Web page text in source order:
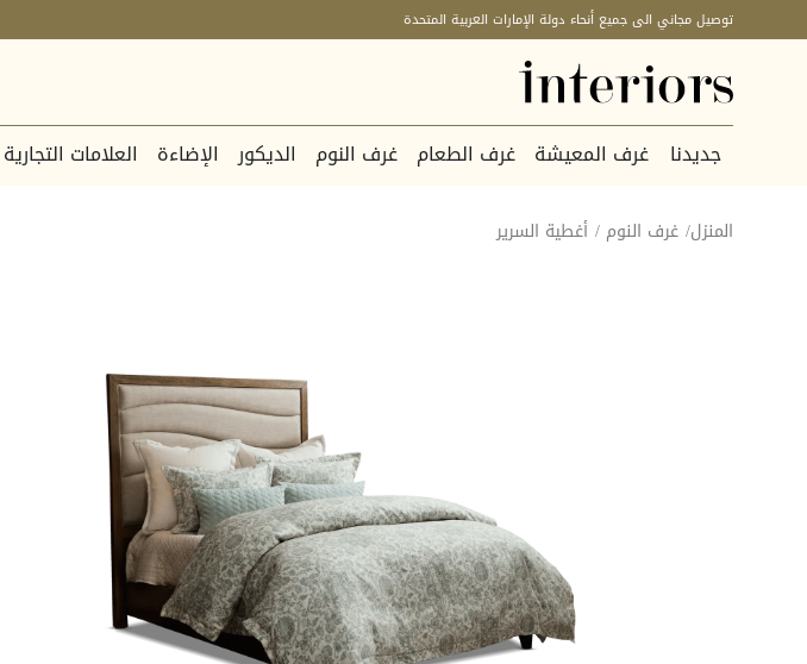
توصيل مجاني الى جميع أنحاء دولة الإمارات العربية المتحدة
جديدنا غرف المعيشة غرف الطعام غرف النوم الديكور الإضاءة العلامات التجارية
المنزل/ غرف النوم / أغطية السرير